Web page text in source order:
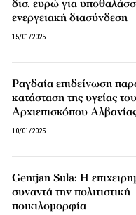
δισ. ευρώ για
ενεργειακή διασύνδεση
15/01/2025
Ραγδαία επιδείνωση
κατάσταση της υγείας του
Αρχιεπισκόπου
10/01/2025
Gentjan Sula: Η
συναντά την πολιτιστική
ποικιλομορφία